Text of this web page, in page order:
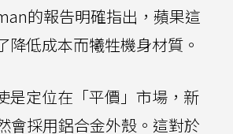
的報告明確指出，蘋果這
降低成本而犧牲機身材質。
是定位在「平價」市場，新
會採用鋁合金外殼。這對於